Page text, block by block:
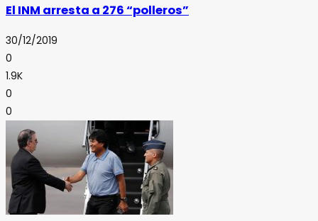
El INM arresta a 276 “polleros”
30/12/2019
0
1.9K
0
0